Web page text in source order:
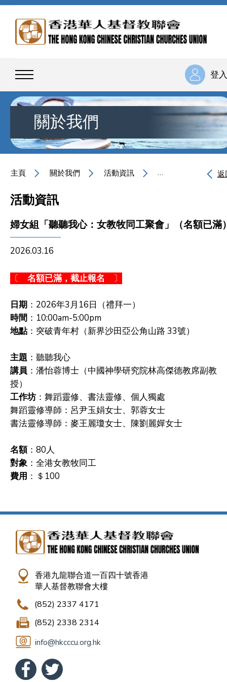
登入
關於我們
主頁 關於我們 活動資訊 婦女組「聽聽我心返
活動資訊
婦女組「聽聽我心：女教牧同工聚會」（名額已滿
2026.03.16
〔 名額已滿，截止報名 〕
日期 ：2026年3月16日（禮拜一）
時間 ：10:00am-5:00pm
地點：突破青年村（新界沙田亞公角山路 33號）
主題 ：聽聽我心
講員 ：潘怡蓉博士（中國神學研究院林高傑德教席副教
授）
工作坊 ：舞蹈靈修、書法靈修、個人獨處
舞蹈靈修導師：呂尹玉娟女士、郭蓉女士
書法靈修導師：麥王麗瓊女士、陳劉麗嬋女士
名額：80人
對象 ：全港女教牧同工
費用 ：＄100
香港九龍聯合道一百四十號香港
華人基督教聯會大樓
(852) 2337 4171
(852) 2338 2314
info@hkcccu.org.hk